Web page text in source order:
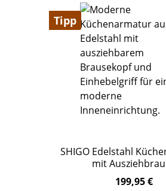
Tipp
SHIGO Edelstahl
mit
Regulärer Preis:
199,95 €